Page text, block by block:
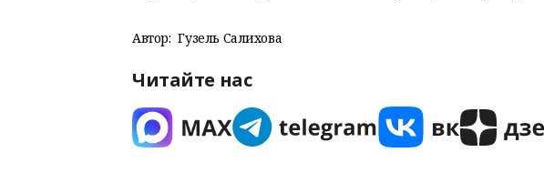
Автор: Гузель Салихова
Читайте нас